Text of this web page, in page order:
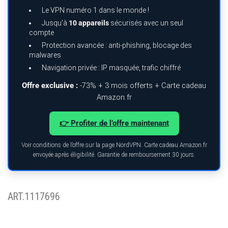
Le VPN numéro 1 dans le monde !
Jusqu’à 10 appareils sécurisés avec un seul
compte
Protection avancée : anti-phishing, blocage des
malwares
Navigation privée : IP masquée, trafic chiffré
Offre exclusive : -73% + 3 mois offerts + Carte cadeau
Amazon.fr
👉 Profiter de l’offre maintenant
Voir conditions de l’offre sur la page NordVPN. Carte cadeau Amazon.fr
envoyée après éligibilité. Garantie de remboursement 30 jours.
ART.1117696